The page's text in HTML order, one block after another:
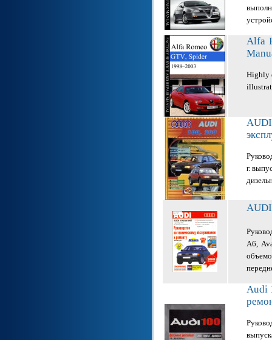
Alfa
Highly
г.
A6,
Audi